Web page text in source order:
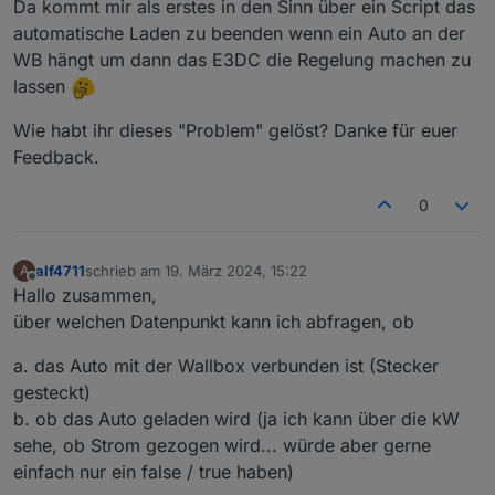
Beim Hauskraftwerk passiert das gleiche, da wird der
Überschuss für die Wallbox verwendet, ohne dass die
Laderegelung von Charge Control berücksichtigt wird.
Das bedeutet, dass zwei Steuerungen versuchen den
funktionieren kann.
Das war auch der Grund, warum ich ein eigenes Script
für die Wallbox erstellt habe.
die Wallbox über den Adapter e3dc-rscp zu regeln, was
in Angriff zu nehmen.
Da kommt mir als erstes in den Sinn über ein Script das
automatische Laden zu beenden wenn ein Auto an der
WB hängt um dann das E3DC die Regelung machen zu
lassen
Wie habt ihr dieses "Problem" gelöst? Danke für euer
Feedback.
0
A
Offline
alf4711schrieb am 19. März 2024, 15:22
zuletzt editiert von
Hallo zusammen,
über welchen Datenpunkt kann ich abfragen, ob
a. das Auto mit der Wallbox verbunden ist (Stecker
gesteckt)
b. ob das Auto geladen wird (ja ich kann über die kW
sehe, ob Strom gezogen wird... würde aber gerne
einfach nur ein false / true haben)